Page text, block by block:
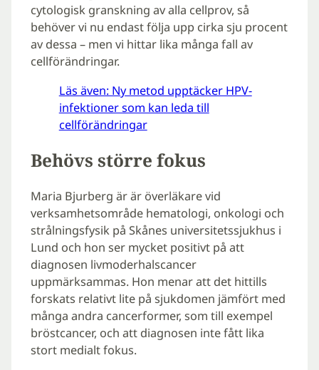
cytologisk granskning av alla cellprov, så
behöver vi nu endast följa upp cirka sju procent
av dessa – men vi hittar lika många fall av
cellförändringar.
Läs även: Ny metod upptäcker HPV-
infektioner som kan leda till
cellförändringar
Behövs större fokus
Maria Bjurberg är är överläkare vid
verksamhetsområde hematologi, onkologi och
strålningsfysik på Skånes universitetssjukhus i
Lund och hon ser mycket positivt på att
diagnosen livmoderhalscancer
uppmärksammas. Hon menar att det hittills
forskats relativt lite på sjukdomen jämfört med
många andra cancerformer, som till exempel
bröstcancer, och att diagnosen inte fått lika
stort medialt fokus.